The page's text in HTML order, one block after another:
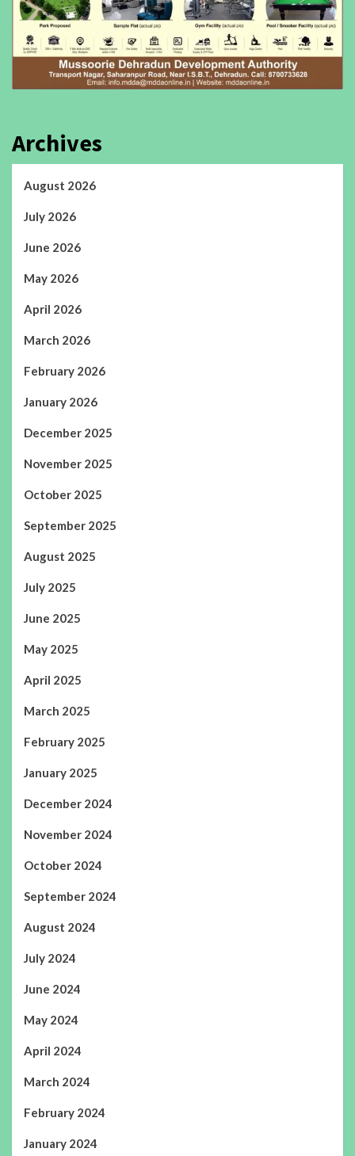
Archives
August 2026
July 2026
June 2026
May 2026
April 2026
March 2026
February 2026
January 2026
December 2025
November 2025
October 2025
September 2025
August 2025
July 2025
June 2025
May 2025
April 2025
March 2025
February 2025
January 2025
December 2024
November 2024
October 2024
September 2024
August 2024
July 2024
June 2024
May 2024
April 2024
March 2024
February 2024
January 2024